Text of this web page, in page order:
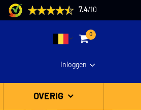
7.4/ 10
0
Inloggen
OVERIG